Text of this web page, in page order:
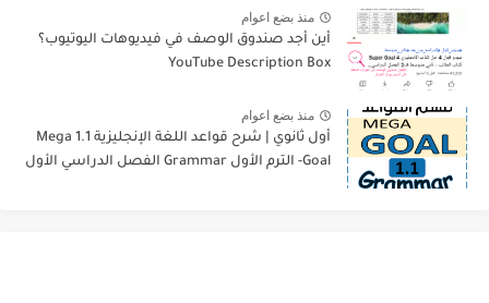
منذ بضع اعوام
أين أجد صندوق الوصف في فيديوهات اليوتيوب؟
YouTube Description Box
منذ بضع اعوام
أول ثانوي | شرح قواعد اللغة الإنجليزية 1.1 Mega
Goal- الترم الأول Grammar الفصل الدراسي الأول